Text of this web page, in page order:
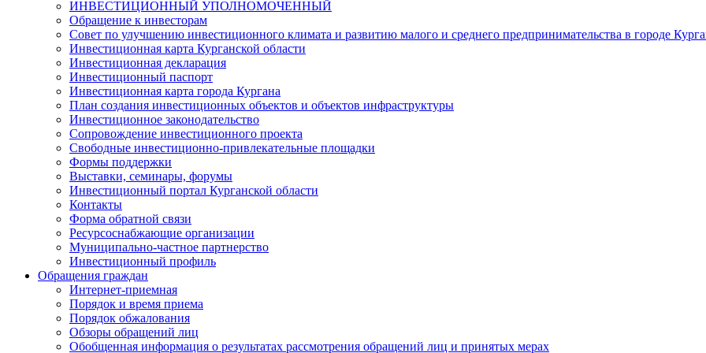
ИНВЕСТИЦИОННЫЙ УПОЛНОМОЧЕННЫЙ
Обращение к инвесторам
Совет по улучшению инвестиционного климата и развитию малого и среднего предпринимательства в городе
Инвестиционная карта Курганской области
Инвестиционная декларация
Инвестиционный паспорт
Инвестиционная карта города Кургана
План создания инвестиционных объектов и объектов инфраструктуры
Инвестиционное законодательство
Сопровождение инвестиционного проекта
Свободные инвестиционно-привлекательные площадки
Формы поддержки
Выставки, семинары, форумы
Инвестиционный портал Курганской области
Контакты
Форма обратной связи
Ресурсоснабжающие организации
Муниципально-частное партнерство
Инвестиционный профиль
Обращения граждан
Интернет-приемная
Порядок и время приема
Порядок обжалования
Обзоры обращений лиц
Обобщенная информация о результатах рассмотрения обращений лиц и принятых мерах